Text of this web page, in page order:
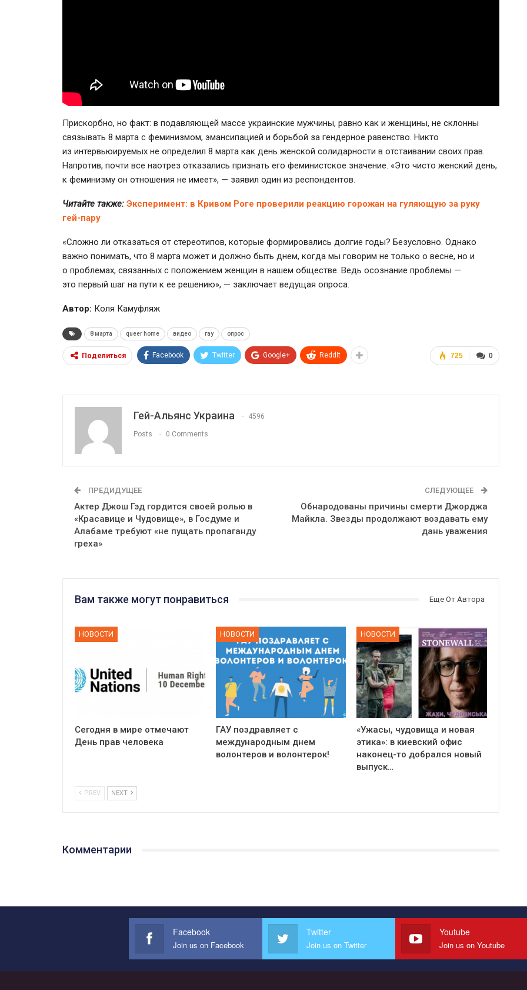
Прискорбно, но факт: в подавляющей массе украинские мужчины, равно как и женщины, не склонны
связывать 8 марта с феминизмом, эмансипацией и борьбой за гендерное равенство. Никто
из интервьюируемых не определил 8 марта как день женской солидарности в отстаивании своих прав.
Напротив, почти все наотрез отказались признать его феминистское значение. «Это чисто женский день,
к феминизму он отношения не имеет», — заявил один из респондентов.
Читайте также: Эксперимент: в Кривом Роге проверили реакцию горожан на гуляющую за руку
гей-пару
«Сложно ли отказаться от стереотипов, которые формировались долгие годы? Безусловно. Однако
важно понимать, что 8 марта может и должно быть днем, когда мы говорим не только о весне, но и
о проблемах, связанных с положением женщин в нашем обществе. Ведь осознание проблемы —
это первый шаг на пути к ее решению», — заключает ведущая опроса.
Автор: Коля Камуфляж
8 марта queer home видео гау опрос
0
725
Поделиться Facebook Twitter Google+ ReddIt
Гей-Альянс Украина 4596
Posts 0 Comments
ПРЕДИДУЩЕЕ
Актер Джош Гэд гордится своей ролью в
«Красавице и Чудовище», в Госдуме и
Алабаме требуют «не пущать пропаганду
греха»
СЛЕДУЮЩЕЕ
Обнародованы причины смерти Джорджа
Майкла. Звезды продолжают воздавать ему
дань уважения
Вам также могут понравиться Еще От Автора
НОВОСТИ
Сегодня в мире отмечают
День прав человека
НОВОСТИ
ГАУ поздравляет с
международным днем
волонтеров и волонтерок!
НОВОСТИ
«Ужасы, чудовища и новая
этика»: в киевский офис
наконец-то добрался новый
выпуск…
PREV NEXT
Комментарии
Facebook
Join us on Facebook
Twitter
Join us on Twitter
Youtube
Join us on Youtube